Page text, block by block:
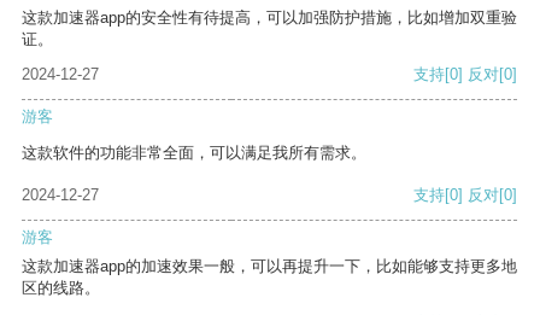
这款加速器app的安全性有待提高，可以加强防护措施，比如增加双重验
证。
2024-12-27
支持[0] 反对[0]
游客
这款软件的功能非常全面，可以满足我所有需求。
2024-12-27 支持[0] 反对[0]
游客
这款加速器app的加速效果一般，可以再提升一下，比如能够支持更多地
区的线路。